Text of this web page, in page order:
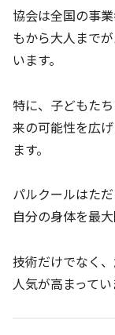
協会は全国の事
もから大人まで
います。
特に、子どもた
来の可能性を広
ます。
パルクールはた
自分の身体を最
技術だけでなく
人気が高まってい